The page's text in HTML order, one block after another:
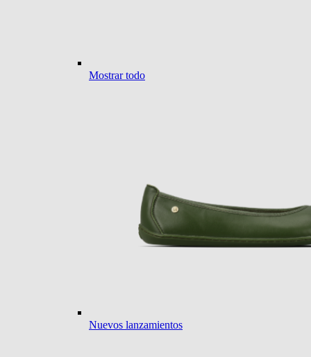
Mostrar todo
Nuevos lanzamientos